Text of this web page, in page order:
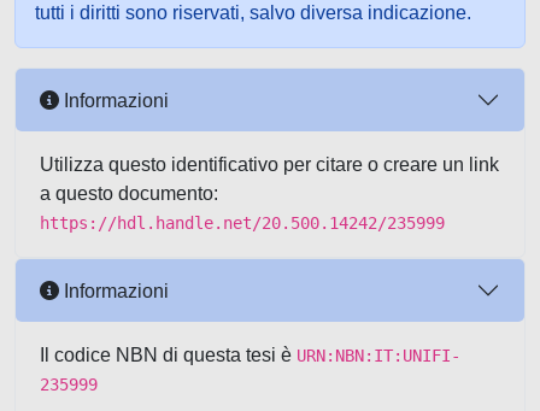
tutti i diritti sono riservati, salvo diversa indicazione.
Informazioni
Utilizza questo identificativo per citare o creare un link
a questo documento:
https://hdl.handle.net/20.500.14242/235999
Informazioni
Il codice NBN di questa tesi è URN:NBN:IT:UNIFI-
235999